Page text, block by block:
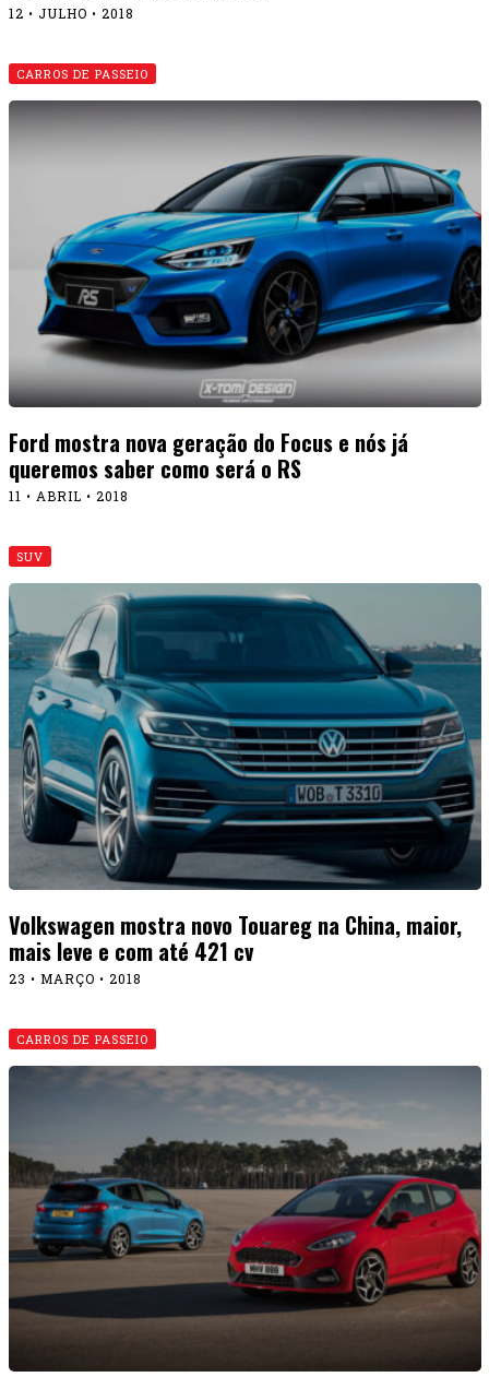
12 • JULHO • 2018
CARROS DE PASSEIO
Ford mostra nova geração do Focus e nós já
queremos saber como será o RS
11 • ABRIL • 2018
SUV
Volkswagen mostra novo Touareg na China, maior,
mais leve e com até 421 cv
23 • MARÇO • 2018
CARROS DE PASSEIO